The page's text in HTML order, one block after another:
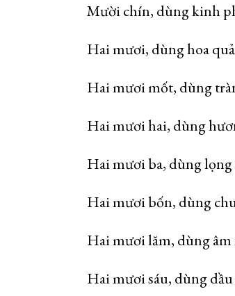
Mười chín, dùng kinh
Hai mươi, dùng hoa
Hai mươi mốt, dùng
Hai mươi hai, dùng
Hai mươi ba, dùng lọng
Hai mươi bốn, dùng
Hai mươi lăm, dùng âm
Hai mươi sáu, dùng